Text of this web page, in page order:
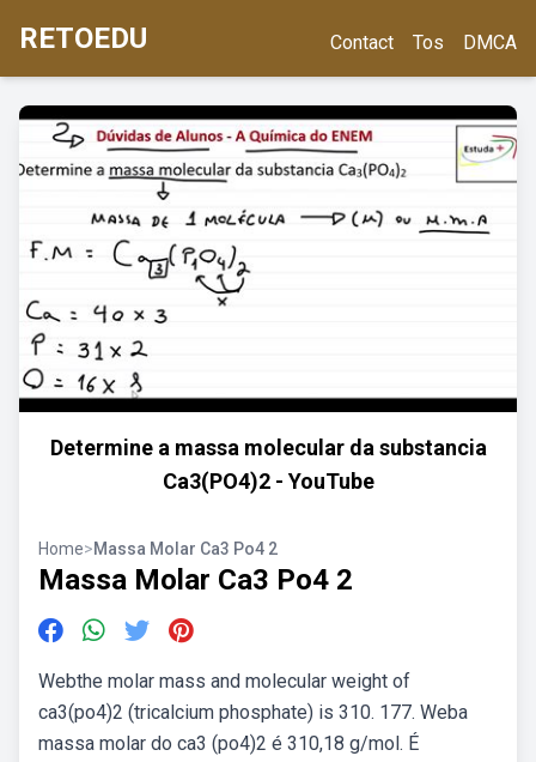
RETOEDU Contact Tos DMCA
Determine a massa molecular da substancia
Ca3(PO4)2 - YouTube
Home>Massa Molar Ca3 Po4 2
Massa Molar Ca3 Po4 2
Webthe molar mass and molecular weight of
ca3(po4)2 (tricalcium phosphate) is 310. 177. Weba
massa molar do ca3 (po4)2 é 310,18 g/mol. É